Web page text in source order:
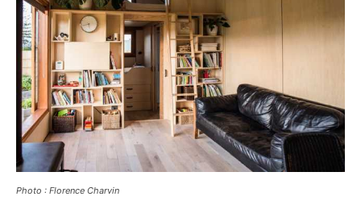
Photo : Florence Charvin